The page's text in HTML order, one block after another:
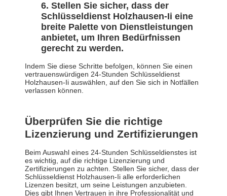
Stellen Sie sicher, dass der
Schlüsseldienst Holzhausen-Ii eine
breite Palette von Dienstleistungen
anbietet, um Ihren Bedürfnissen
gerecht zu werden.
Indem Sie diese Schritte befolgen, können Sie einen
vertrauenswürdigen 24-Stunden Schlüsseldienst
Holzhausen-Ii auswählen, auf den Sie sich in Notfällen
verlassen können.
Überprüfen Sie die richtige
Lizenzierung und Zertifizierungen
Beim Auswahl eines 24-Stunden Schlüsseldienstes ist
es wichtig, auf die richtige Lizenzierung und
Zertifizierungen zu achten. Stellen Sie sicher, dass der
Schlüsseldienst Holzhausen-Ii alle erforderlichen
Lizenzen besitzt, um seine Leistungen anzubieten.
Dies gibt Ihnen Vertrauen in ihre Professionalität und